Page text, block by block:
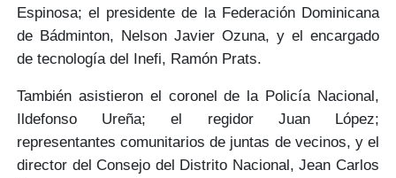
Espinosa; el presidente de la Federación Dominicana
de Bádminton, Nelson Javier Ozuna, y el encargado
de tecnología del Inefi, Ramón Prats.
También asistieron el coronel de la Policía Nacional,
Ildefonso Ureña; el regidor Juan López;
representantes comunitarios de juntas de vecinos, y el
director del Consejo del Distrito Nacional,Jean Carlos